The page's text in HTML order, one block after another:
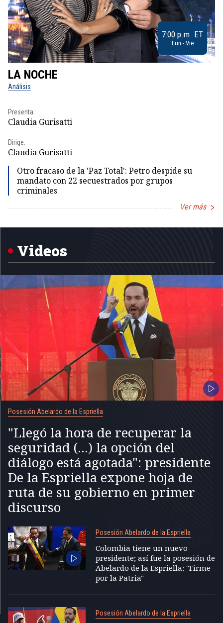
7:00 p.m. ET
Lun - Vie
LA NOCHE
Análisis
Presenta:
Claudia Gurisatti
Dirige:
Claudia Gurisatti
Otro fracaso de la 'Paz Total': Petro despide su
mandato con 22 secuestrados por grupos
criminales
Ver más
1
Videos
Posesión Abelardo de la Espriella
"Llegó la hora de recuperar la
seguridad (...) la opción del
diálogo está agotada": presidente
De la Espriella expone hoja de
ruta de su gobierno en primer
discurso
Posesión Abelardo de la Espriella
Colombia tiene un nuevo
presidente; así fue la posesión de
Abelardo de la Espriella: "Firme
por la Patria"
Posesión Abelardo de la Espriella